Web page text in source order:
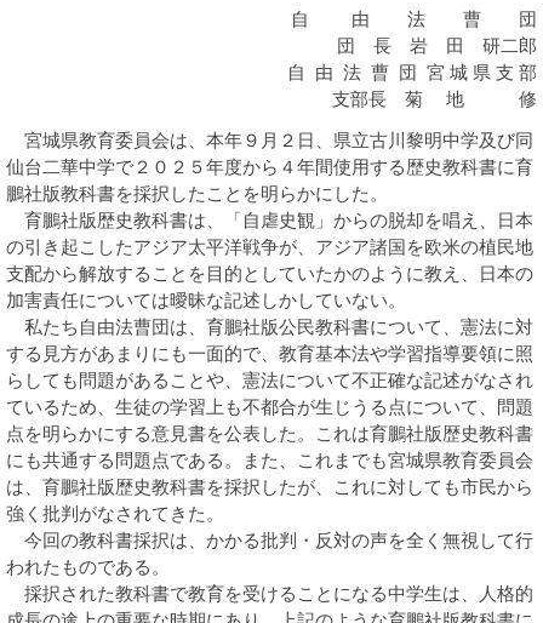
自 由 法 曹 団
団 長 岩 田 研二郎
自 由 法 曹 団 宮 城 県 支 部
支部長 菊 地 修
宮城県教育委員会は、本年９月２日、県立古川黎明中学及び同
仙台二華中学で２０２５年度から４年間使用する歴史教科書に育
鵬社版教科書を採択したことを明らかにした。
育鵬社版歴史教科書は、「自虐史観」からの脱却を唱え、日本
の引き起こしたアジア太平洋戦争が、アジア諸国を欧米の植民地
支配から解放することを目的としていたかのように教え、日本の
加害責任については曖昧な記述しかしていない。
私たち自由法曹団は、育鵬社版公民教科書について、憲法に対
する見方があまりにも一面的で、教育基本法や学習指導要領に照
らしても問題があることや、憲法について不正確な記述がなされ
ているため、生徒の学習上も不都合が生じうる点について、問題
点を明らかにする意見書を公表した。これは育鵬社版歴史教科書
にも共通する問題点である。また、これまでも宮城県教育委員会
は、育鵬社版歴史教科書を採択したが、これに対しても市民から
強く批判がなされてきた。
今回の教科書採択は、かかる批判・反対の声を全く無視して行
われたものである。
採択された教科書で教育を受けることになる中学生は、人格的